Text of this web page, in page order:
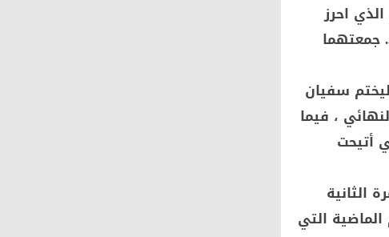
احرز
جمعتهما
سفيان
، فيما
أتيحت
الثانية
الماضية التي